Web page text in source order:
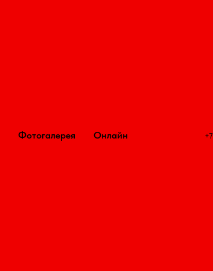
Фотогалерея Онлайн